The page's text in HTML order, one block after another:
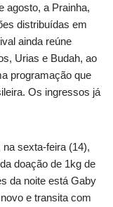
agosto, a Prainha,
distribuídas em
ainda reúne
Urias e Budah, ao
programação que
Os ingressos já
sexta-feira (14),
doação de 1kg de
da noite está Gaby
e transita com